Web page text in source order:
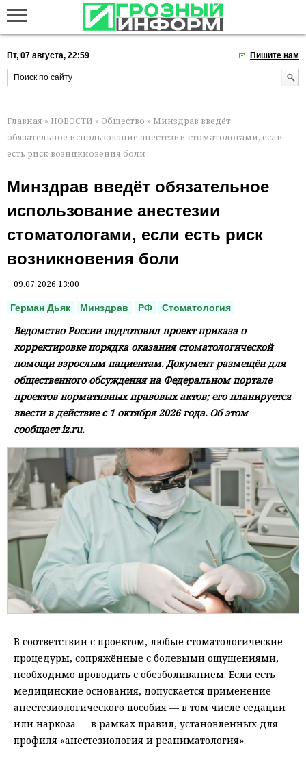
Пт, 07 августа, 22:59 Пишите нам
Главная » НОВОСТИ » Общество » Минздрав введёт
обязательное использование анестезии стоматологами, если
есть риск возникновения боли
Минздрав введёт обязательное
использование анестезии
стоматологами, если есть риск
возникновения боли
09.07.2026 13:00
Герман Дьяк Минздрав РФ Стоматология
Ведомство России подготовил проект приказа о
корректировке порядка оказания стоматологической
помощи взрослым пациентам. Документ размещён для
общественного обсуждения на Федеральном портале
проектов нормативных правовых актов; его планируется
ввести в действие с 1 октября 2026 года. Об этом
сообщает iz.ru.
В соответствии с проектом, любые стоматологические
процедуры, сопряжённые с болевыми ощущениями,
необходимо проводить с обезболиванием. Если есть
медицинские основания, допускается применение
анестезиологического пособия — в том числе седации
или наркоза — в рамках правил, установленных для
профиля «анестезиология и реаниматология».